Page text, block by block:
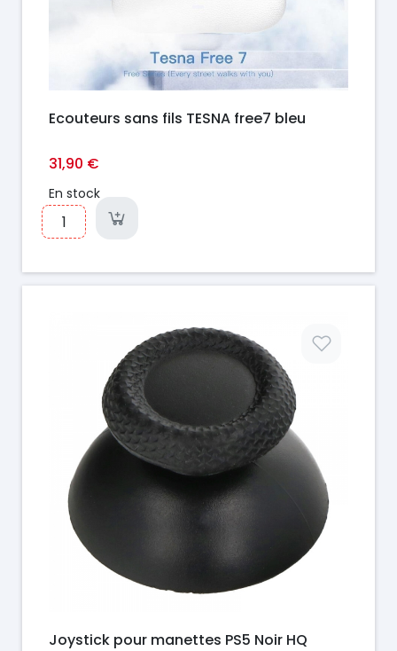
Ecouteurs sans fils TESNA free7 bleu
31,90 €
En stock
Joystick pour manettes PS5 Noir HQ